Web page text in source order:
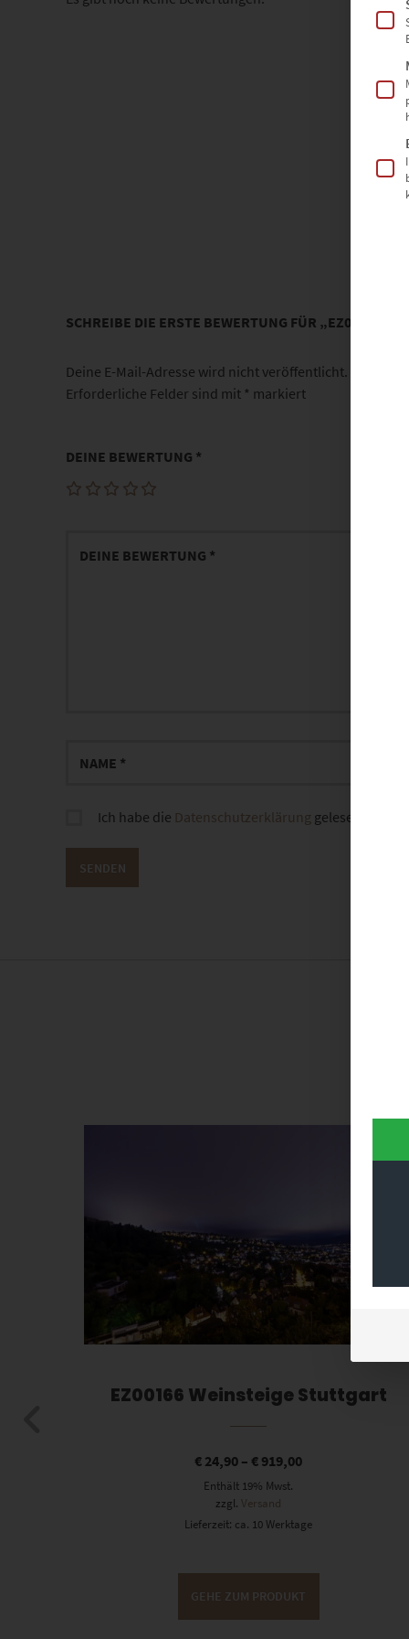
SCHREIBE DIE ERSTE BEWERTUNG FÜR „EZ00021
Deine E-Mail-Adresse wird nicht veröffentlicht.
Erforderliche Felder sind mit * markiert
DEINE BEWERTUNG *
Ich habe die Datenschutzerklärung gelesen und
Dieses Produkt weist mehrere Varianten auf. Die Optionen können auf der Produktseite gewählt werden
EZ00166 Weinsteige Stuttgart
€ 24,90 –€ 919,00
Enthält 19% Mwst.
zzgl.Versand
Lieferzeit: ca. 10 Werktage
GEHE ZUM PRODUKT